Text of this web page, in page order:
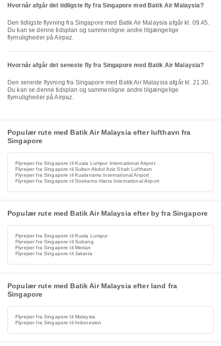
Hvornår afgår det tidligste fly fra Singapore med Batik Air Malaysia?
Den tidligste flyvning fra Singapore med Batik Air Malaysia afgår kl. 09.45.
Du kan se denne tidsplan og sammenligne andre tilgængelige
flymuligheder på Airpaz.
Hvornår afgår det seneste fly fra Singapore med Batik Air Malaysia?
Den seneste flyvning fra Singapore med Batik Air Malaysia afgår kl. 21.30.
Du kan se denne tidsplan og sammenligne andre tilgængelige
flymuligheder på Airpaz.
Populær rute med Batik Air Malaysia efter lufthavn fra
Singapore
Flyrejser fra Singapore til Kuala Lumpur International Airport
Flyrejser fra Singapore til Sultan Abdul Aziz Shah Lufthavn
Flyrejser fra Singapore til Kualanamu International Airport
Flyrejser fra Singapore til Soekarno Hatta International Airport
Populær rute med Batik Air Malaysia efter by fra Singapore
Flyrejser fra Singapore til Kuala Lumpur
Flyrejser fra Singapore til Subang
Flyrejser fra Singapore til Medan
Flyrejser fra Singapore til Jakarta
Populær rute med Batik Air Malaysia efter land fra
Singapore
Flyrejser fra Singapore til Malaysia
Flyrejser fra Singapore til Indonesien